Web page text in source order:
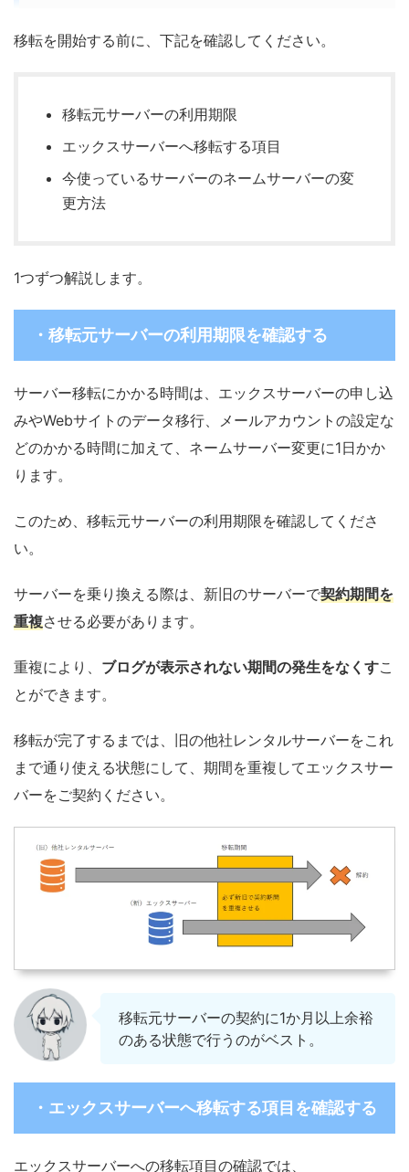
移転を開始する前に、下記を確認してください。
移転元サーバーの利用期限
エックスサーバーへ移転する項目
今使っているサーバーのネームサーバーの変
更方法
1つずつ解説します。
・移転元サーバーの利用期限を確認する
サーバー移転にかかる時間は、エックスサーバーの申し込
みやWebサイトのデータ移行、メールアカウントの設定な
どのかかる時間に加えて、ネームサーバー変更に1日かか
ります。
このため、移転元サーバーの利用期限を確認してくださ
い。
サーバーを乗り換える際は、新旧のサーバーで契約期間を
重複させる必要があります。
重複により、 ブログが表示されない期間の発生をなくすこ
とができます。
移転が完了するまでは、旧の他社レンタルサーバーをこれ
まで通り使える状態にして、期間を重複してエックスサー
バーをご契約ください。
移転元サーバーの契約に1か月以上余裕
のある状態で行うのがベスト。
・エックスサーバーへ移転する項目を確認する
エックスサーバーへの移転項目の確認では、